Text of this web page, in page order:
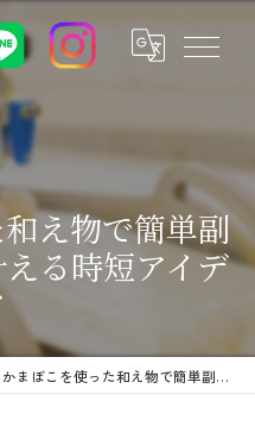
え物で簡単副
る時短アイデ
かまぼこを使った和え物で簡単副菜とおつまみを叶える時短アイデア